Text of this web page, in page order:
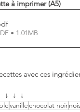
à imprimer (A5)
• 1.01MB
avec ces
↓  ↓  ↓
vanillechocolat noir